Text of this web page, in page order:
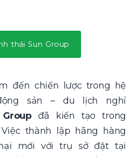
thái Sun Group
đến chiến lược trong hệ
sản – du lịch nghỉ
đã kiến tạo trong
thành lập hãng hàng
mới với trụ sở đặt tại